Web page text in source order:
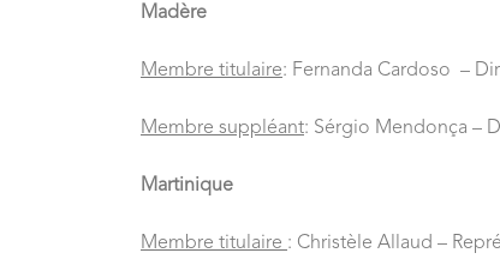
Madère
Membre titulaire: Fernanda Cardoso –
Membre suppléant: Sérgio Mendonça –
Martinique
Membre titulaire : Christèle Allaud –